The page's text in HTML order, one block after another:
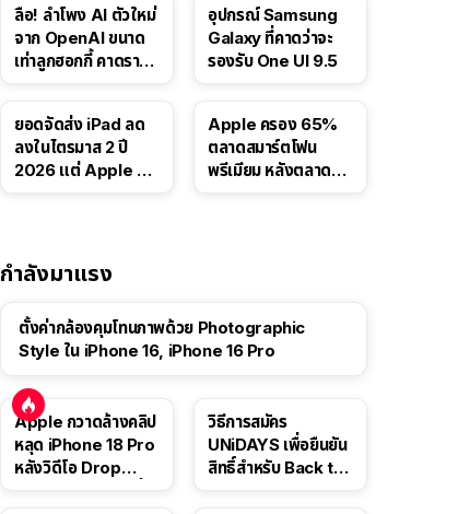
ลือ! ลำโพง AI ตัวใหม่
จาก OpenAI ขนาด
เท่าลูกฮอกกี้ คาดราคา
อุปกรณ์ Samsung
Galaxy ที่คาดว่าจะ
รองรับ One UI 9.5
ยอดจัดส่ง iPad ลด
ลงในไตรมาส 2 ปี
2026 แต่ Apple ยัง
Apple ครอง 65%
ตลาดสมาร์ตโฟน
พรีเมียม หลังตลาดทำ
กำลังมาแรง
ตั้งค่ากล้องคุมโทนภาพด้วย Photographic
Style ใน iPhone 16, iPhone 16 Pro
Apple กวาดล้างคลิป
หลุด iPhone 18 Pro
หลังวิดีโอ Drop
วิธีการสมัคร
UNiDAYS เพื่อยืนยัน
สิทธิ์สำหรับ Back to